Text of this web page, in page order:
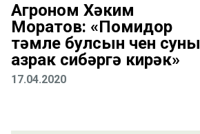
Агроном Хәким
Моратов: «Помидор
тәмле булсын өчен суны
азрак сибәргә кирәк»
17.04.2020